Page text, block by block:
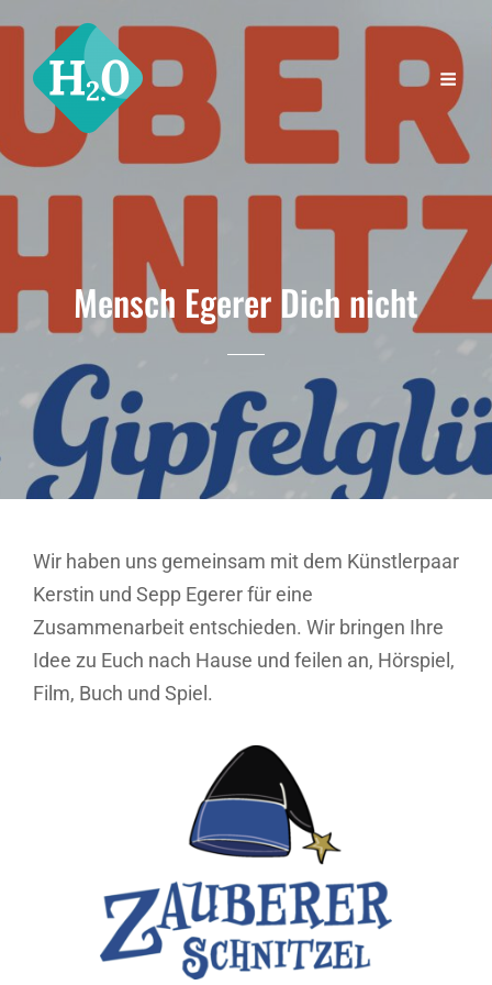
Mensch Egerer Dich nicht
Wir haben uns gemeinsam mit dem Künstlerpaar
Kerstin und Sepp Egerer für eine
Zusammenarbeit entschieden. Wir bringen Ihre
Idee zu Euch nach Hause und feilen an, Hörspiel,
Film, Buch und Spiel.